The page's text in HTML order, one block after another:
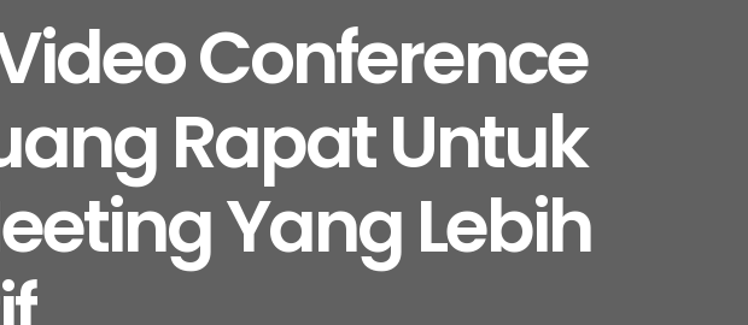
Conference
Rapat Untuk
Yang Lebih